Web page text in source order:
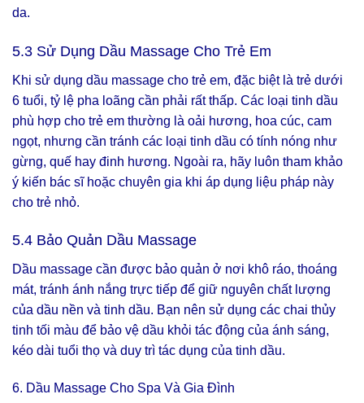
da.
5.3 Sử Dụng Dầu Massage Cho Trẻ Em
Khi sử dụng dầu massage cho trẻ em, đặc biệt là trẻ dưới
6 tuổi, tỷ lệ pha loãng cần phải rất thấp. Các loại tinh dầu
phù hợp cho trẻ em thường là oải hương, hoa cúc, cam
ngọt, nhưng cần tránh các loại tinh dầu có tính nóng như
gừng, quế hay đinh hương. Ngoài ra, hãy luôn tham khảo
ý kiến bác sĩ hoặc chuyên gia khi áp dụng liệu pháp này
cho trẻ nhỏ.
5.4 Bảo Quản Dầu Massage
Dầu massage cần được bảo quản ở nơi khô ráo, thoáng
mát, tránh ánh nắng trực tiếp để giữ nguyên chất lượng
của dầu nền và tinh dầu. Bạn nên sử dụng các chai thủy
tinh tối màu để bảo vệ dầu khỏi tác động của ánh sáng,
kéo dài tuổi thọ và duy trì tác dụng của tinh dầu.
6. Dầu Massage Cho Spa Và Gia Đình